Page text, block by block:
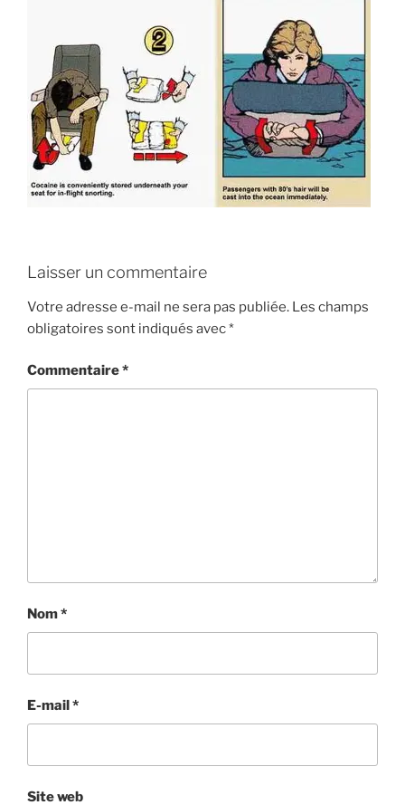
Laisser un commentaire
Votre adresse e-mail ne sera pas publiée. Les champs
obligatoires sont indiqués avec*
Commentaire*
Nom*
E-mail*
Site web